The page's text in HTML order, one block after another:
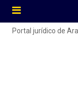
Portal jurídico de